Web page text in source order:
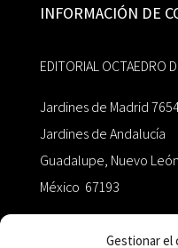
Gestionar el
INFORMACIÓN DE
EDITORIAL OCTAEDRO
Jardines de Madrid
Jardines de Andalucía
Guadalupe, Nuevo León
México 67193